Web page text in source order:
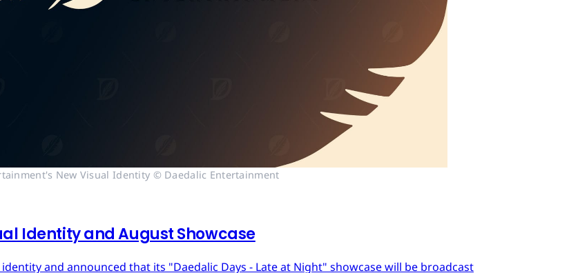
New Visual Identity © Daedalic Entertainment
Identity and August Showcase
and announced that its "Daedalic Days - Late at Night" showcase will be broadcast